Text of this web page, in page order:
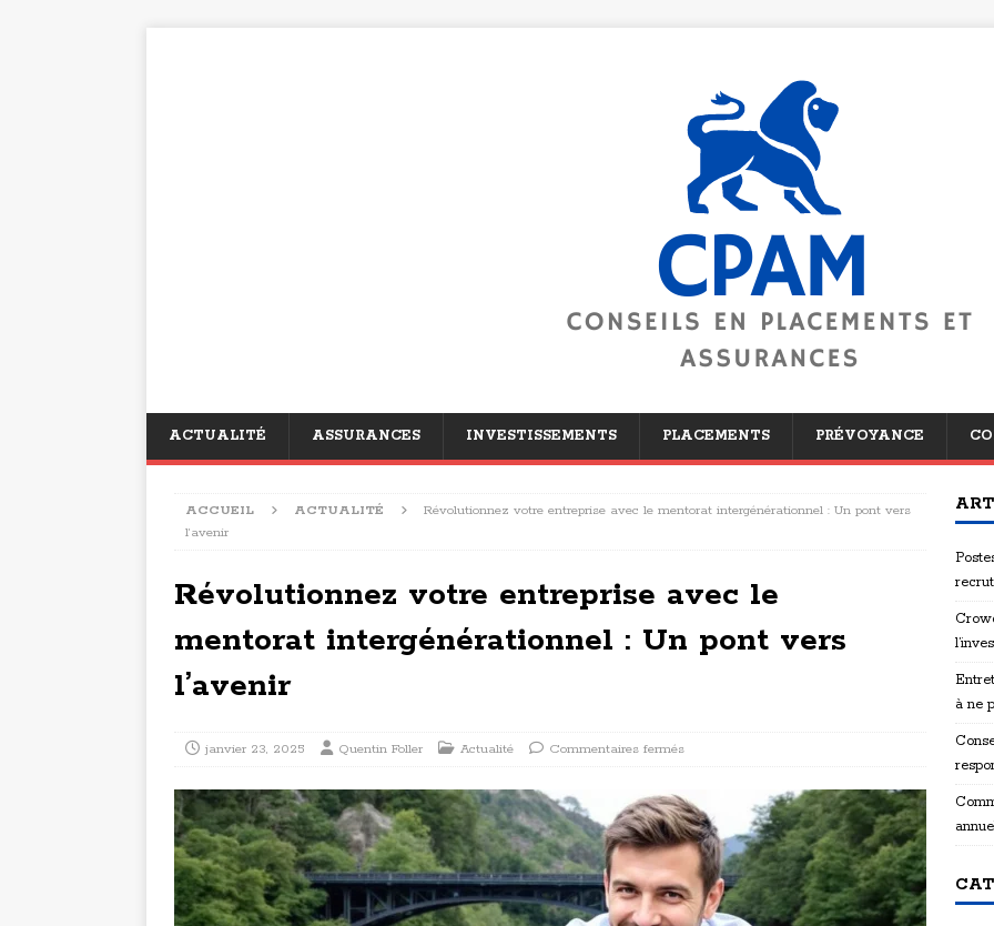
ACTUALITÉ ASSURANCES INVESTISSEMENTS PLACEMENTS PRÉVOYANCE
ACCUEIL ACTUALITÉ
Révolutionnez votre entreprise avec le mentorat intergénérationnel : Un pont vers
l’avenir
Révolutionnez votre entreprise avec le
mentorat intergénérationnel : Un pont vers
l’avenir
janvier 23, 2025 Quentin Foller Actualité Commentaires fermés
à ne